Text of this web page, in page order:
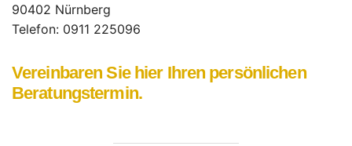
90402 Nürnberg
Telefon: 0911 225096
Vereinbaren Sie hier Ihren persönlichen
Beratungstermin.